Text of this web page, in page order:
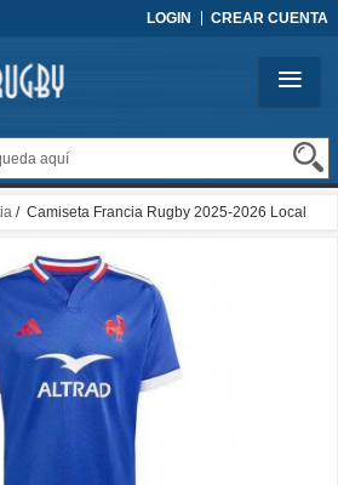
LOGIN CREAR CUENTA
/ Camiseta Francia Rugby 2025-2026 Local